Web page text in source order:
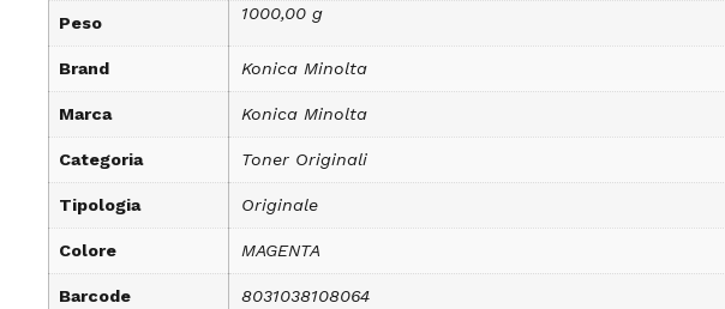
Peso 1000,00 g
Brand Konica Minolta
Marca Konica Minolta
Categoria Toner Originali
Tipologia Originale
Colore MAGENTA
Barcode 8031038108064